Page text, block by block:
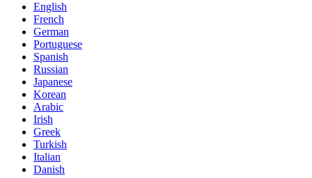
English
French
German
Portuguese
Spanish
Russian
Japanese
Korean
Arabic
Irish
Greek
Turkish
Italian
Danish